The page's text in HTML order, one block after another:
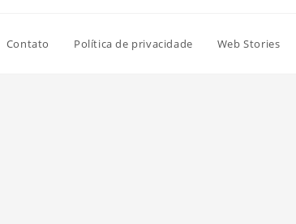
Contato Política de privacidade Web Stories